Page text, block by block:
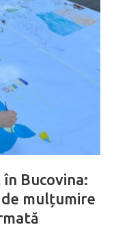
Bucovina:
mulțumire